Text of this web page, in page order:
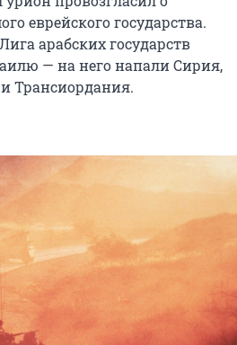
еврейского государства.
арабских государств
— на него напали Сирия,
Трансиордания.